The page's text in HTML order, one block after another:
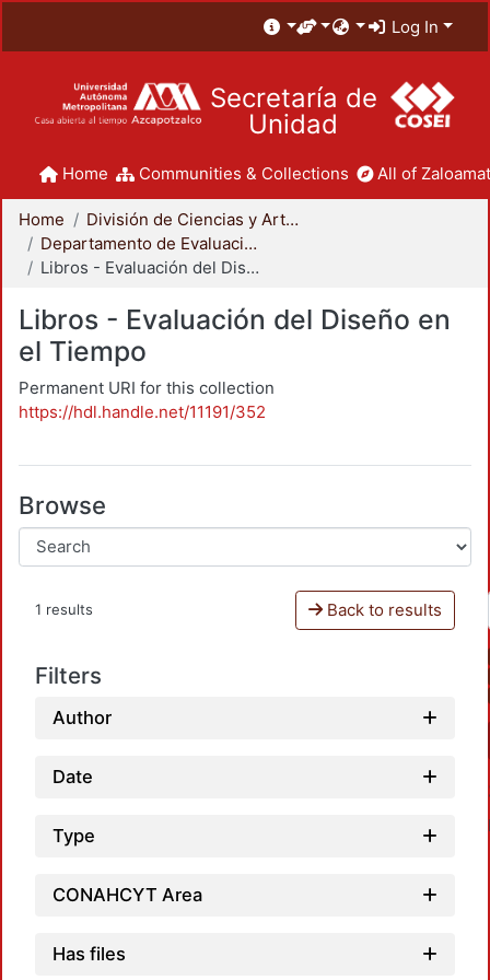
Log In
Secretaría de
Unidad
Home Communities & Collections All of
Home
División de Ciencias y Artes para el Diseño
Departamento de Evaluación del Diseño en el Tiempo
Libros - Evaluación del Diseño en el Tiempo
Libros - Evaluación del Diseño en
el Tiempo
Permanent URI for this collection
https://hdl.handle.net/11191/352
Browse
1 results Back to results
Filters
Author
Date
Type
CONAHCYT Area
Has files